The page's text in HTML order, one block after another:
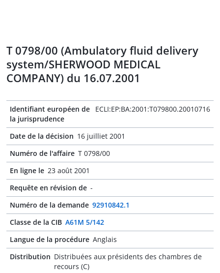
T 0798/00 (Ambulatory fluid delivery
system/SHERWOOD MEDICAL
COMPANY) du 16.07.2001
Identifiant européen de
la jurisprudence
ECLI:EP:BA:2001:T079800.20010716
Date de la décision 16 juilliet 2001
Numéro de l'affaire T 0798/00
En ligne le 23 août 2001
Requête en révision de -
Numéro de la demande 92910842.1
Classe de la CIB A61M 5/142
Langue de la procédure Anglais
Distribution Distribuées aux présidents des chambres de
recours (C)